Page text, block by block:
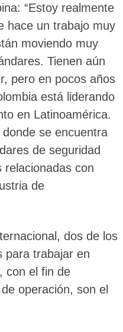
“Estoy realmente
hace un trabajo muy
moviendo muy
Tienen aún
pero en pocos años
está liderando
en Latinoamérica.
se encuentra
de seguridad
relacionadas con
de
dos de los
para trabajar en
con el fin de
operación, son el